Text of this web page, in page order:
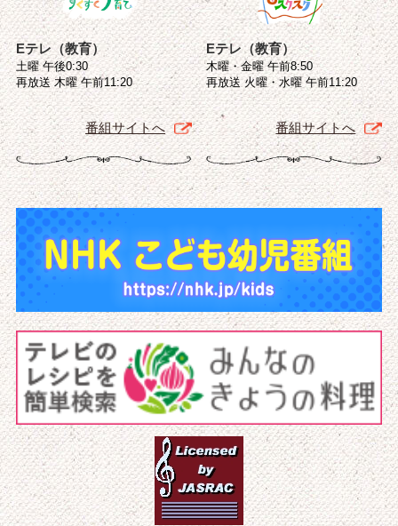
Eテレ（教育）
土曜 午後0:30
再放送 木曜 午前11:20
番組サイトへ
Eテレ（教育）
木曜・金曜 午前8:50
再放送 火曜・水曜 午前11:20
番組サイトへ